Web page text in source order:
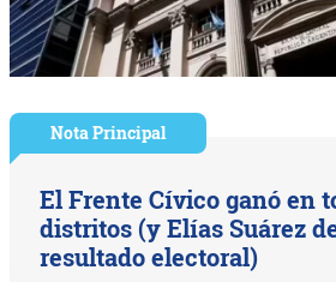
Nota Principal
El Frente Cívico ganó en
distritos (y Elías Suárez
resultado electoral)